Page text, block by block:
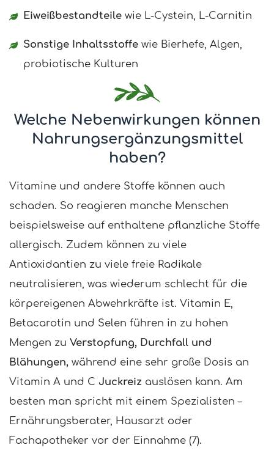
Eiweißbestandteilewie L-Cystein, L-Carnitin
Sonstige Inhaltsstoffewie Bierhefe, Algen,
probiotische Kulturen
Welche Nebenwirkungen können
Nahrungsergänzungsmittel
haben?
Vitamine und andere Stoffe können auch
schaden. So reagieren manche Menschen
beispielsweise auf enthaltene pflanzliche Stoffe
allergisch. Zudem können zu viele
Antioxidantien zu viele freie Radikale
neutralisieren, was wiederum schlecht für die
körpereigenen Abwehrkräfte ist. Vitamin E,
Betacarotin und Selen führen in zu hohen
Mengen zu Verstopfung, Durchfall und
Blähungen, während eine sehr große Dosis an
Vitamin A und C Juckreiz auslösen kann. Am
besten man spricht mit einem Spezialisten –
Ernährungsberater, Hausarzt oder
Fachapotheker vor der Einnahme (7).